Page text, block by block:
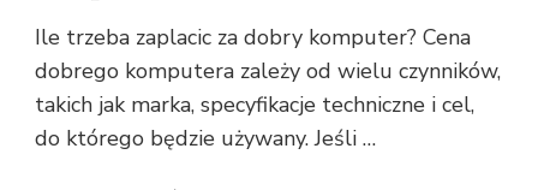
Ile trzeba zaplacic za dobry komputer? Cena
dobrego komputera zależy od wielu czynników,
takich jak marka, specyfikacje techniczne i cel,
do którego będzie używany. Jeśli …